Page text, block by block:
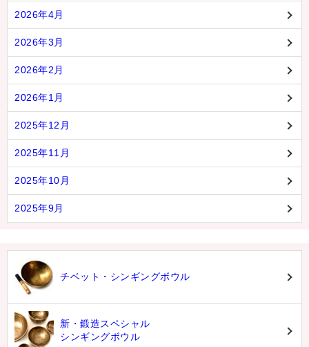
2026年4月
2026年3月
2026年2月
2026年1月
2025年12月
2025年11月
2025年10月
2025年9月
チベット・シンギングボウル
新・鍛造スペシャル
シンギングボウル